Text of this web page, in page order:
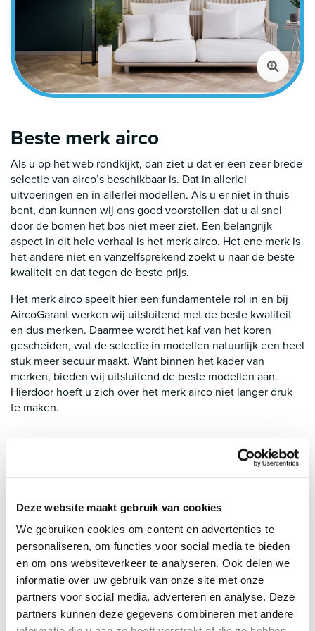
Deze website maakt gebruik van cookies
We gebruiken cookies om content en advertenties te
personaliseren, om functies voor social media te bieden
en om ons websiteverkeer te analyseren. Ook delen we
informatie over uw gebruik van onze site met onze
partners voor social media, adverteren en analyse. Deze
partners kunnen deze gegevens combineren met andere
Beste merk airco
Als u op het web rondkijkt, dan ziet u dat er een zeer brede
selectie van airco’s beschikbaar is. Dat in allerlei
uitvoeringen en in allerlei modellen. Als u er niet in thuis
bent, dan kunnen wij ons goed voorstellen dat u al snel
door de bomen het bos niet meer ziet. Een belangrijk
aspect in dit hele verhaal is het merk airco. Het ene merk is
het andere niet en vanzelfsprekend zoekt u naar de beste
kwaliteit en dat tegen de beste prijs.
Het merk airco speelt hier een fundamentele rol in en bij
AircoGarant werken wij uitsluitend met de beste kwaliteit
en dus merken. Daarmee wordt het kaf van het koren
gescheiden, wat de selectie in modellen natuurlijk een heel
stuk meer secuur maakt. Want binnen het kader van
merken, bieden wij uitsluitend de beste modellen aan.
Hierdoor hoeft u zich over het merk airco niet langer druk
te maken.
maar wij bieden meer dan dat. Een zeer belangrijk
onderdeel is advies, wat wij deels op het merk airco richten.
Wij vertellen u graag per merk alles wat u moet weten en
dat in het perspectief van de toepassing naargelang uw
wensen. Hierdoor krijgt u een heel duidelijk overzicht van
wat u mag verwachten en wat uw beste keuzes zijn.
Dit altijd op basis van de beste kwaliteit en prijsverhouding,
zodat er in zekere zin sprake is van maatwerk. Dit is voor u